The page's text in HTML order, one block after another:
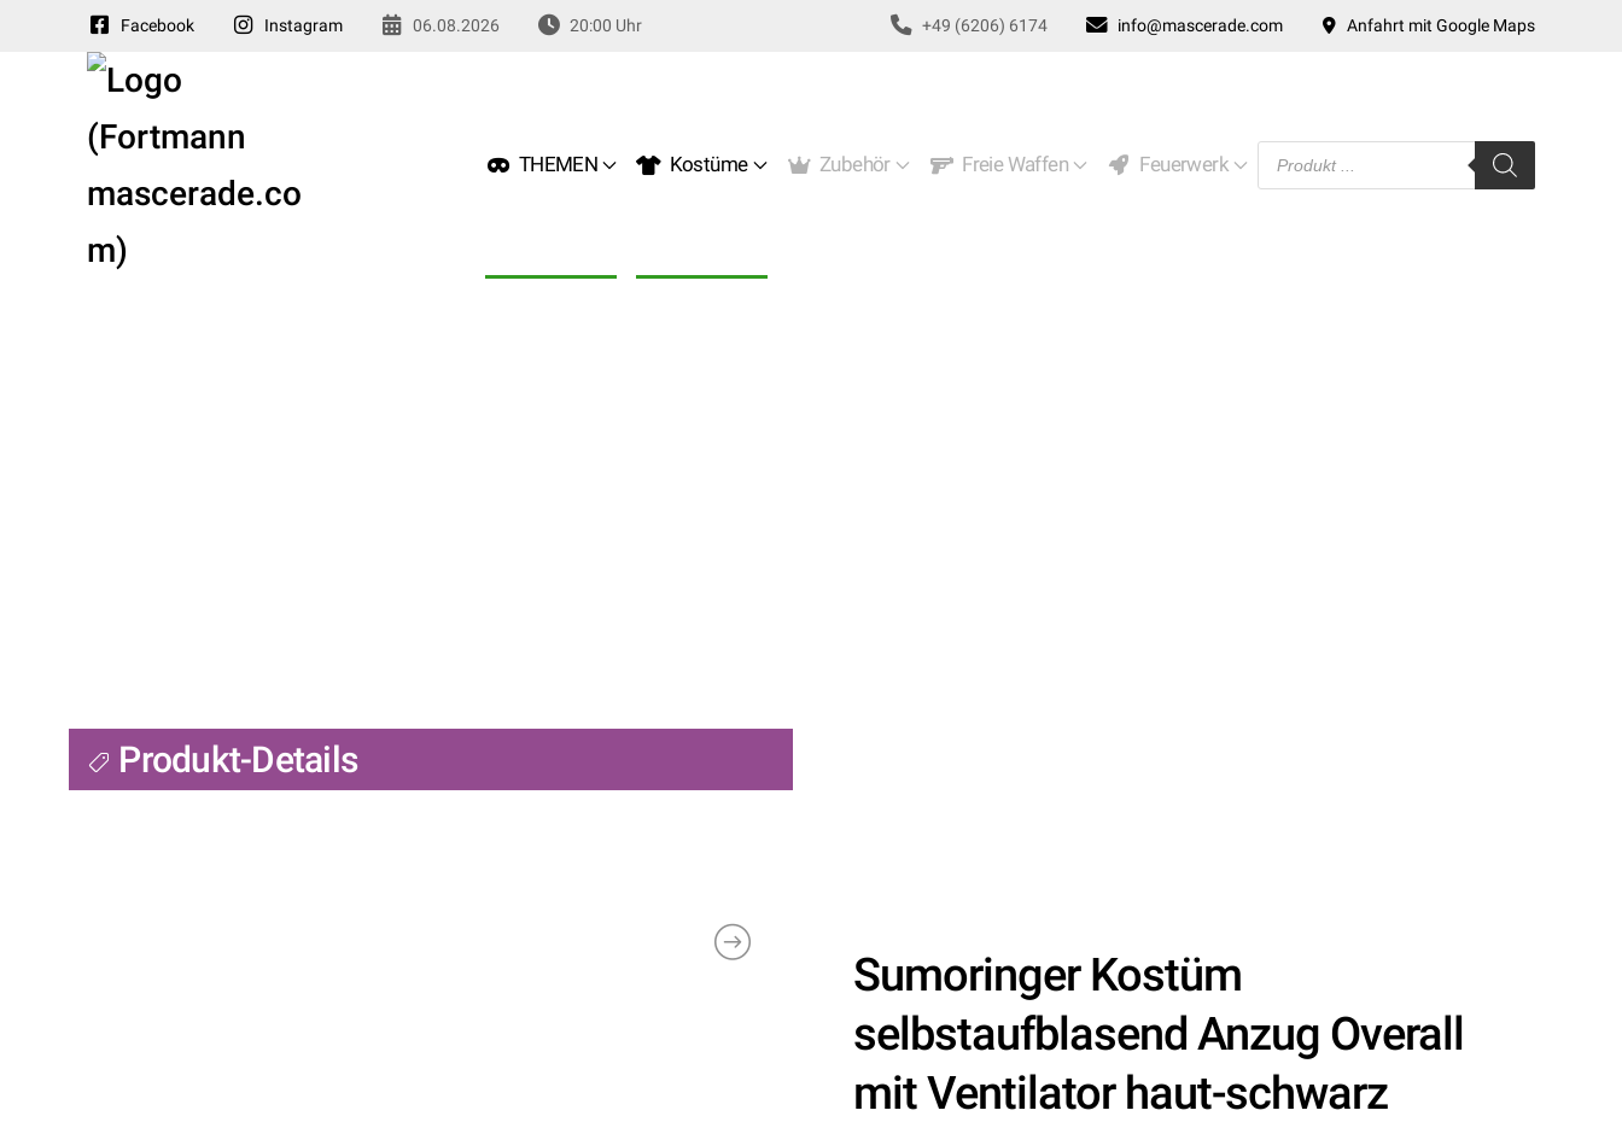
Facebook Instagram 06.08.2026 20:00 Uhr +49 (6206) 6174 info@mascerade.com Anfahrt mit Google Maps
THEMEN Kostüme Zubehör Freie Waffen Feuerwerk
Products
search
Produkt-Details
Sumoringer Kostüm
selbstaufblasend Anzug Overall
mit Ventilator haut-schwarz